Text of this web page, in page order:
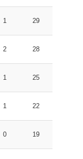
1 29
2 28
1 25
1 22
0 19